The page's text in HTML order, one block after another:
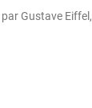
Gustave Eiffel,